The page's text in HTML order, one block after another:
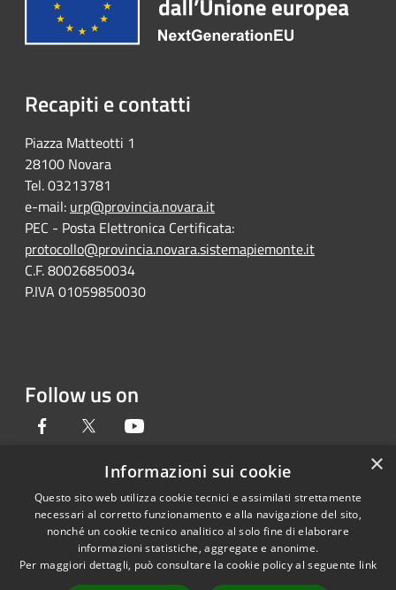
Recapiti e contatti
Piazza Matteotti 1
28100 Novara
Tel. 03213781
e-mail: urp@provincia.novara.it
PEC - Posta Elettronica Certificata:
protocollo@provincia.novara.sistemapiemonte.it
C.F. 80026850034
P.IVA 01059850030
Follow us on
Facebook Twitter
RSS
Accessibility
Cookie
Copyright © 2026 • Provincia di
Novara • Powered by
Municipium•
access
×
Informazioni sui cookie
Questo sito web utilizza cookie tecnici e assimilati strettamente
necessari al corretto funzionamento e alla navigazione del sito,
nonché un cookie tecnico analitico al solo fine di elaborare
informazioni statistiche, aggregate e anonime.
Per maggiori dettagli, può consultare la cookie policy al seguente link